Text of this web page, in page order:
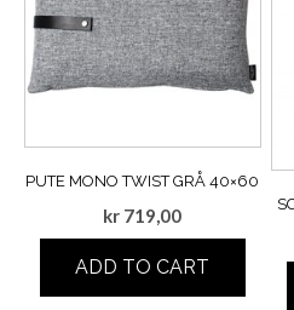
PUTE MONO TWIST GRÅ 40×60
kr 719,00
ADD TO CART